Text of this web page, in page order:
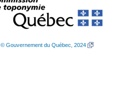
© Gouvernement du Québec, 2024